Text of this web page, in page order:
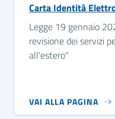
Carta Identità
Legge 19 gennaio
revisione dei servizi
all'estero"
VAI ALLA PAGINA